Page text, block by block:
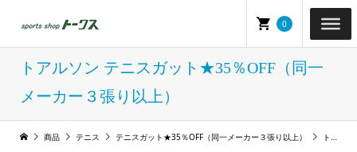
0
トアルソン テニスガット★35％OFF（同一
メーカー３張り以上）
商品 テニス テニスガット★35％OFF（同一メーカー３張り以上） トアルソン テニスガット★35％OFF（同一メーカー３張り以上）